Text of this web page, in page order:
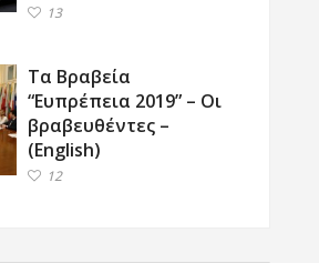
13
Τα Βραβεία
“Ευπρέπεια 2019” – Οι
βραβευθέντες –
(English)
12